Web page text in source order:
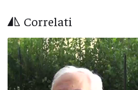
Correlati